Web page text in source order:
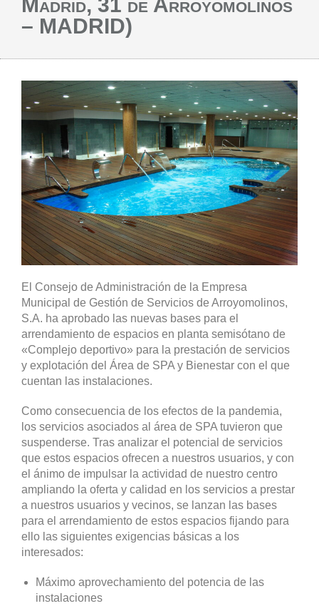
– MADRID)
El Consejo de Administración de la Empresa
Municipal de Gestión de Servicios de Arroyomolinos,
S.A. ha aprobado las nuevas bases para el
arrendamiento de espacios en planta semisótano de
«Complejo deportivo» para la prestación de servicios
y explotación del Área de SPA y Bienestar con el que
cuentan las instalaciones.
Como consecuencia de los efectos de la pandemia,
los servicios asociados al área de SPA tuvieron que
suspenderse. Tras analizar el potencial de servicios
que estos espacios ofrecen a nuestros usuarios, y con
el ánimo de impulsar la actividad de nuestro centro
ampliando la oferta y calidad en los servicios a prestar
a nuestros usuarios y vecinos, se lanzan las bases
para el arrendamiento de estos espacios fijando para
ello las siguientes exigencias básicas a los
interesados:
Máximo aprovechamiento del potencia de las
instalaciones